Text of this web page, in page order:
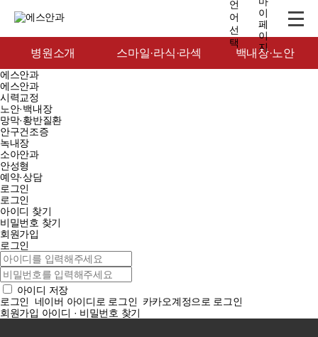
병원소개 스마일·라식·라섹 백내장·노안
에스안과
에스안과
시력교정
노안·백내장
망막·황반질환
안구건조증
녹내장
소아안과
안성형
예약·상담
로그인
로그인
아이디 찾기
비밀번호 찾기
회원가입
로그인
아이디 저장
로그인
네이버 아이디로 로그인
카카오계정으로 로그인
회원가입 아이디 · 비밀번호 찾기